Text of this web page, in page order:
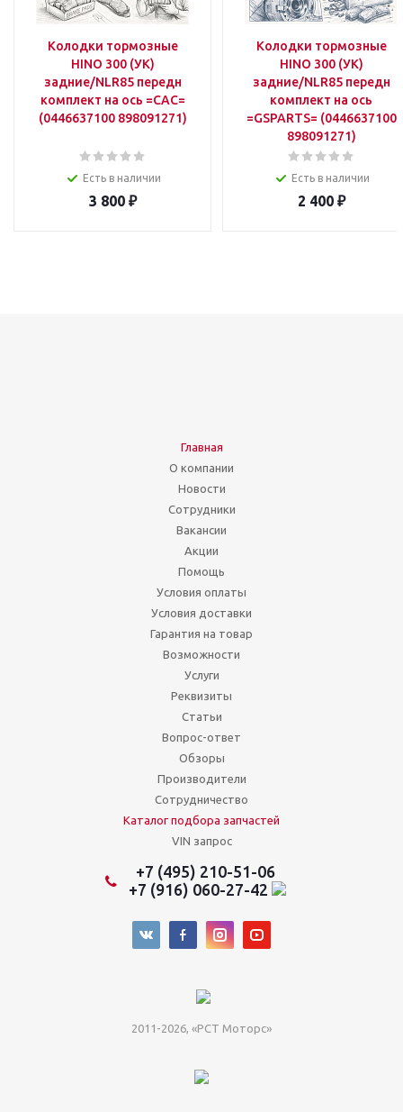
Колодки тормозные
HINO 300 (УК)
задние/NLR85 передн
комплект на ось =CAC=
(0446637100 898091271)
Есть в наличии
3 800₽
Колодки тормозные
HINO 300 (УК)
задние/NLR85 передн
комплект на ось
=GSPARTS= (0446637100
898091271)
Есть в наличии
2 400₽
Главная
О компании
Новости
Сотрудники
Вакансии
Акции
Помощь
Условия оплаты
Условия доставки
Гарантия на товар
Возможности
Услуги
Реквизиты
Статьи
Вопрос-ответ
Обзоры
Производители
Сотрудничество
Каталог подбора запчастей
VIN запрос
+7 (495) 210-51-06
+7 (916) 060-27-42
2011-2026, «РСТ Моторс»